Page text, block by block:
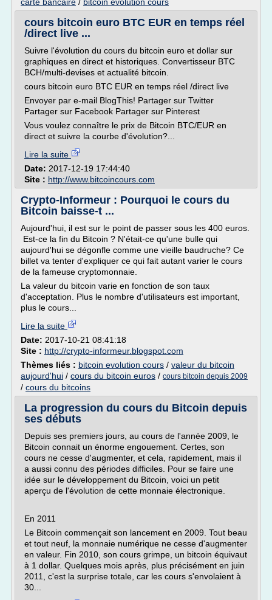
cours bitcoin euro BTC EUR en temps réel
/direct live ...
Suivre l'évolution du cours du bitcoin euro et dollar sur
graphiques en direct et historiques. Convertisseur BTC
BCH/multi-devises et actualité bitcoin.
cours bitcoin euro BTC EUR en temps réel /direct live
Envoyer par e-mail BlogThis! Partager sur Twitter
Partager sur Facebook Partager sur Pinterest
Vous voulez connaître le prix de Bitcoin BTC/EUR en
direct et suivre la courbe d'évolution?...
Lire la suite
Date: 2017-12-19 17:44:40
Site : http://www.bitcoincours.com
Crypto-Informeur : Pourquoi le cours du
Bitcoin baisse-t ...
Aujourd'hui, il est sur le point de passer sous les 400 euros.
Est-ce la fin du Bitcoin ? N'était-ce qu'une bulle qui
aujourd'hui se dégonfle comme une vieille baudruche? Ce
billet va tenter d'expliquer ce qui fait autant varier le cours
de la fameuse cryptomonnaie.
La valeur du bitcoin varie en fonction de son taux
d'acceptation. Plus le nombre d'utilisateurs est important,
plus le cours...
Lire la suite
Date: 2017-10-21 08:41:18
Site : http://crypto-informeur.blogspot.com
Thèmes liés : bitcoin evolution cours / valeur du bitcoin
aujourd'hui / cours du bitcoin euros / cours bitcoin depuis 2009
/ cours du bitcoins
La progression du cours du Bitcoin depuis
ses débuts
Depuis ses premiers jours, au cours de l'année 2009, le
Bitcoin connait un énorme engouement. Certes, son
cours ne cesse d'augmenter, et cela, rapidement, mais il
a aussi connu des périodes difficiles. Pour se faire une
idée sur le développement du Bitcoin, voici un petit
aperçu de l'évolution de cette monnaie électronique.
En 2011
Le Bitcoin commençait son lancement en 2009. Tout beau
et tout neuf, la monnaie numérique ne cesse d'augmenter
en valeur. Fin 2010, son cours grimpe, un bitcoin équivaut
à 1 dollar. Quelques mois après, plus précisément en juin
2011, c'est la surprise totale, car les cours s'envolaient à
30...